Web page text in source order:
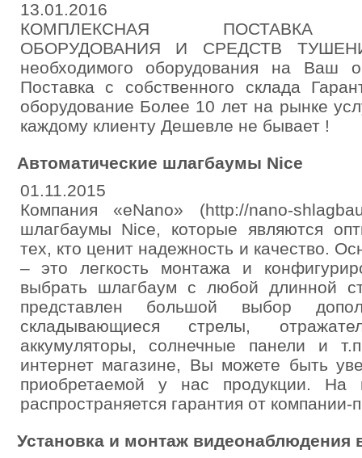
13.01.2016
КОМПЛЕКСНАЯ ПОСТАВКА
ОБОРУДОВАНИЯ И СРЕДСТВ
необходимого оборудования на Ваш
Поставка с собственного склада
оборудование Более 10 лет на рынке
каждому клиенту Дешевле не бывает !
Автоматические шлагбаумы Nice
01.11.2015
Компания «eNano» (http://nano-
шлагбаумы Nice, которые являются
тех, кто ценит надежность и качество.
– это легкость монтажа и
выбрать шлагбаум с любой длинной
представлен большой выбор
складывающиеся стрелы,
аккумуляторы, солнечные панели и
интернет магазине, Вы можете быть
приобретаемой у нас продукции. На
распространяется гарантия от компании-
Установка и монтаж видеонаблюдения